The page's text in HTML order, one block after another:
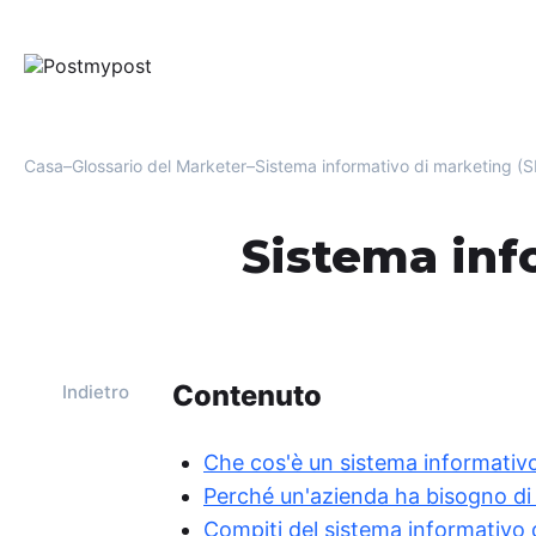
Casa Glossario del Marketer Sistema informativo di marketing
Sistema
Indietro Contenuto
Che cos'è un sistema
Perché un'azienda ha bisogno di
Compiti del sistema informativo